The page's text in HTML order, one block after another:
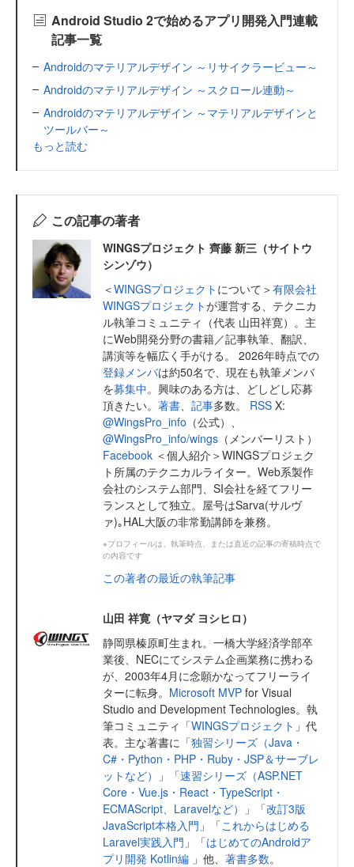
Android Studio 2で始めるアプリ開発入門連載
記事一覧
Androidのマテリアルデザイン ～リサイクラービュー～
Androidのマテリアルデザイン ～スクロール連動～
Androidのマテリアルデザイン ～マテリアルデザインと
ツールバー～
もっと読む
この記事の著者
WINGSプロジェクト 齊藤 新三（サイトウ
シンゾウ）
＜WINGSプロジェクト について＞有限会社
WINGSプロジェクトが運営する、テクニカ
ル執筆コミュニティ（代表 山田祥寛）。主
にWeb開発分野の書籍／記事執筆、翻訳、
講演等を幅広く手がける。 2026年時点での
登録メンバは約50名で、現在も執筆メンバ
を募集中。興味のある方は、どしどし応募
頂きたい。 著書 記事多数。 RSS X:
@WingsPro_info （公式）、
@WingsPro_info/wings （メンバーリスト）
Facebook ＜個人紹介＞WINGSプロジェク
ト所属のテクニカルライター。Web系製作
会社のシステム部門、SI会社を経てフリー
ランスとして独立。屋号はSarva(サルヴ
ァ)｡HAL大阪の非常勤講師を兼務。
※プロフィールは、執筆時点、または直近の記事の寄稿時点で
の内容です
この著者の最近の執筆記事
山田 祥寛（ヤマダ ヨシヒロ）
静岡県榛原町生まれ。一橋大学経済学部卒
業後、NECにてシステム企画業務に携わる
が、2003年4月に念願かなってフリーライ
ターに転身。 Microsoft MVP for Visual
Studio and Development Technologies。執
筆コミュニティ「WINGSプロジェクト 」代
表。主な著書に「独習シリーズ（Java・
C#・Python・PHP・Ruby・JSP＆サーブレ
ットなど）
」「速習シリーズ（ASP.NET
Core・Vue.js・React・TypeScript・
ECMAScript、Laravelなど）
」「改訂3版
JavaScript本格入門 」「これからはじめる
Laravel実践入門 」「はじめてのAndroidア
プリ開発 Kotlin編 」他、 著書多数。